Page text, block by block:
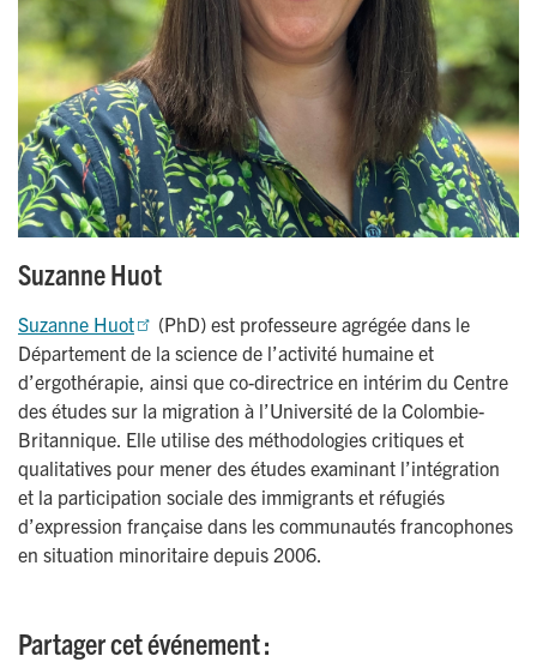
Suzanne Huot
Suzanne Huot
(PhD) est professeure agrégée dans le
Département de la science de l’activité humaine et
d’ergothérapie, ainsi que co-directrice en intérim du Centre
des études sur la migration à l’Université de la Colombie-
Britannique. Elle utilise des méthodologies critiques et
qualitatives pour mener des études examinant l’intégration
et la participation sociale des immigrants et réfugiés
d’expression française dans les communautés francophones
en situation minoritaire depuis 2006.
Partager cet événement :